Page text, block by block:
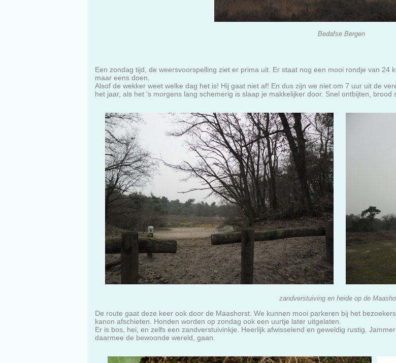
Bedafse Bergen
Een zondag tijd, de weersvoorspelling ziet er prima uit. Er staat nog een mooi rondje van 24
maar eens doen.
Alsof de wekker weet welke dag het is! Hij gaat niet af! En dus zijn we niet om 7 uur uit de
het jaar, als het ’s morgens lang schemerig is slaap je makkelijker door. Snel ontbijten,
zandverstuiving en heide op de
De route gaat deze keer ook door de Maashorst. We kunnen mooi parkeren bij het
kanon afschieten. Honden worden op zondag ook een uurtje later uitgelaten.
Er is bos, hei, en zelfs een zandverstuivinkje. Heerlijk afwisselend en geweldig rustig.
daarmee de bewoonde wereld, gaan.